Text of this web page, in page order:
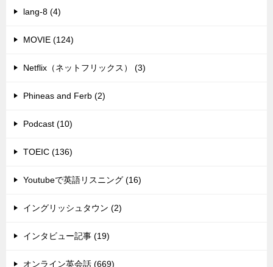
lang-8 (4)
MOVIE (124)
Netflix（ネットフリックス） (3)
Phineas and Ferb (2)
Podcast (10)
TOEIC (136)
Youtubeで英語リスニング (16)
イングリッシュタウン (2)
インタビュー記事 (19)
オンライン英会話 (669)